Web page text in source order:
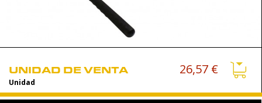
UNIDAD DE VENTA
Unidad
26,57 €